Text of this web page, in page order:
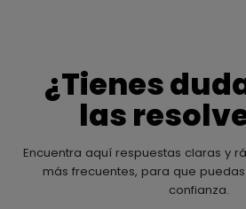
¿Tienes
las
Encuentra aquí respuestas claras y
más frecuentes, para que
confianza.